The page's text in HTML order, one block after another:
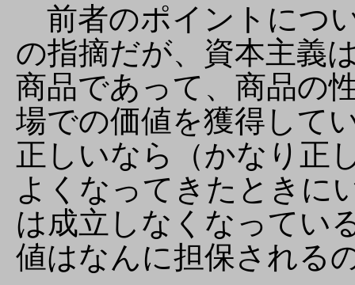
前者のポイントにつ
の指摘だが、資本主義
商品であって、商品の
場での価値を獲得して
正しいなら（かなり正
よくなってきたときに
は成立しなくなってい
値はなんに担保される